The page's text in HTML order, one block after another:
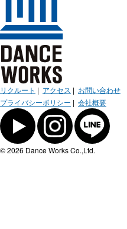
リクルート | アクセス | お問い合わせ
プライバシーポリシー | 会社概要
© 2026 Dance Works Co.,Ltd.